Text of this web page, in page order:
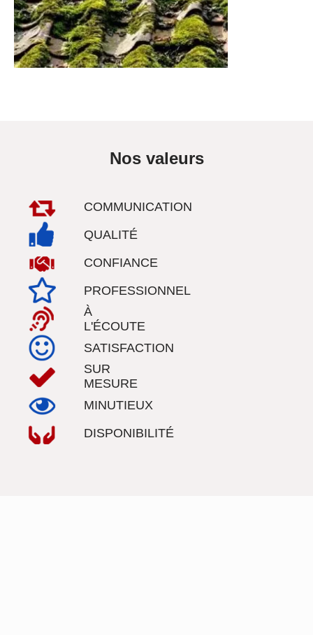
Nos valeurs
COMMUNICATION
QUALITÉ
CONFIANCE
PROFESSIONNEL
À
L'ÉCOUTE
SATISFACTION
SUR
MESURE
MINUTIEUX
DISPONIBILITÉ